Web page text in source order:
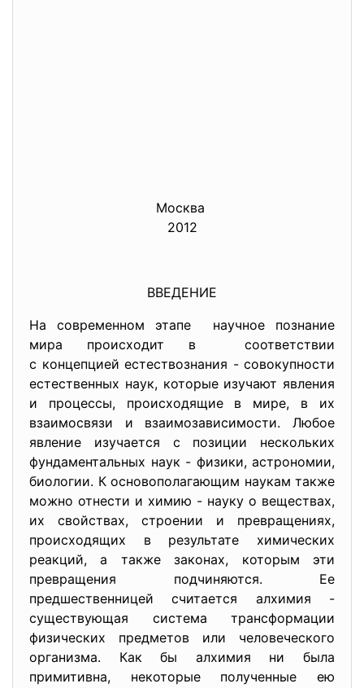
Москва
2012
ВВЕДЕНИЕ
На современном этапе научное познание
мира происходит в соответствии
с концепцией естествознания - совокупности
естественных наук, которые изучают явления
и процессы, происходящие в мире, в их
взаимосвязи и взаимозависимости. Любое
явление изучается с позиции нескольких
фундаментальных наук - физики, астрономии,
биологии. К основополагающим наукам также
можно отнести и химию - науку о веществах,
их свойствах, строении и превращениях,
происходящих в результате химических
реакций, а также законах, которым эти
превращения подчиняются. Ее
предшественницей считается алхимия -
существующая система трансформации
физических предметов или человеческого
организма. Как бы алхимия ни была
примитивна, некоторые полученные ею